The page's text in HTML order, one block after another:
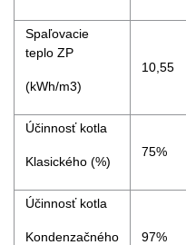
Spaľovacie
teplo ZP
(kWh/m3)
10,55
Účinnosť kotla
Klasického (%)
75%
Účinnosť kotla
Kondenzačného
97%